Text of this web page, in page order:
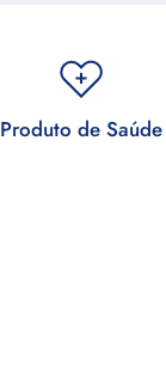
Produto de Saúde